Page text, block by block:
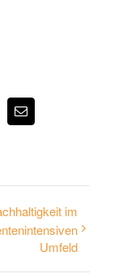
E-
im
Umfeld